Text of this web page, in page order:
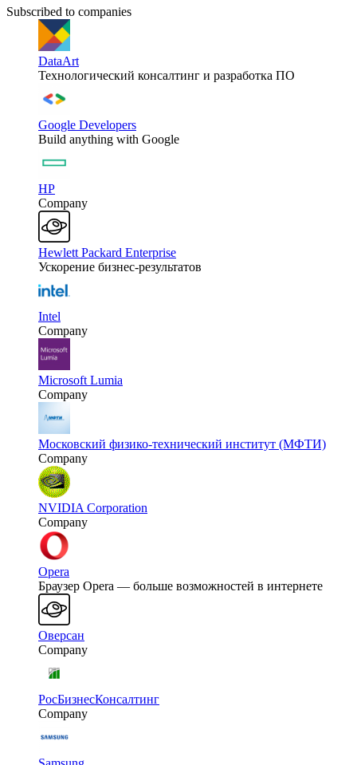
Subscribed to companies
DataArt
Технологический консалтинг и разработка ПО
Google Developers
Build anything with Google
HP
Company
Hewlett Packard Enterprise
Ускорение бизнес-результатов
Intel
Company
Microsoft Lumia
Company
Московский физико-технический институт (МФТИ)
Company
NVIDIA Corporation
Company
Opera
Браузер Opera — больше возможностей в интернете
Оверсан
Company
РосБизнесКонсалтинг
Company